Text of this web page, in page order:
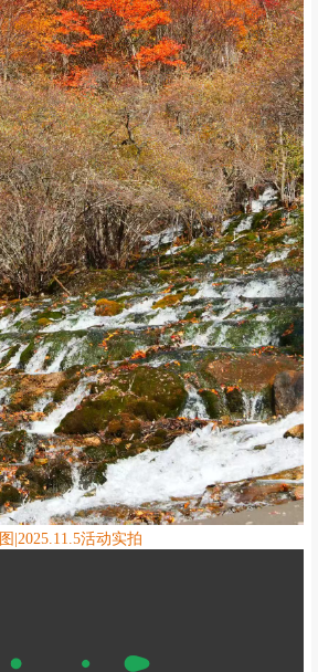
图|2025.11.5活动实拍